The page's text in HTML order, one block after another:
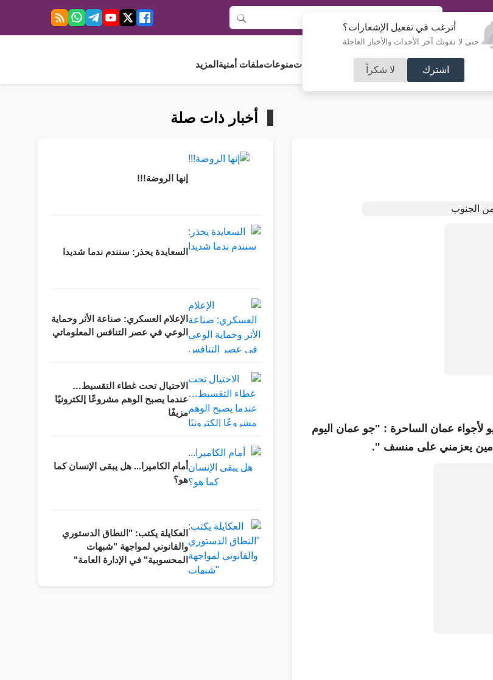
أترغب في تفعيل الإشعارات؟
حتى لا تفوتك آخر الأحداث والأخبار العاجلة
اشترك لا شكراً
فلسطين مجلس الأمةرياضة آراء و مقالات جامعاتمنوعاتملفات أمنية المزيد
عمان الساحرة : "جو عمان اليوم
أخبار ذات صلة
إنها الروضة!!!
السعايدة يحذر: سنندم ندما شديدا
الإعلام العسكري: صناعة الأثر وحماية
الوعي في عصر التنافس المعلوماتي
الاحتيال تحت غطاء التقسيط…
عندما يصبح الوهم مشروعًا إلكترونيًا
مزيفًا
أمام الكاميرا... هل يبقى الإنسان كما
هو؟
العكايلة يكتب: "النطاق الدستوري
والقانوني لمواجهة "شبهات
المحسوبية" في الإدارة العامة"